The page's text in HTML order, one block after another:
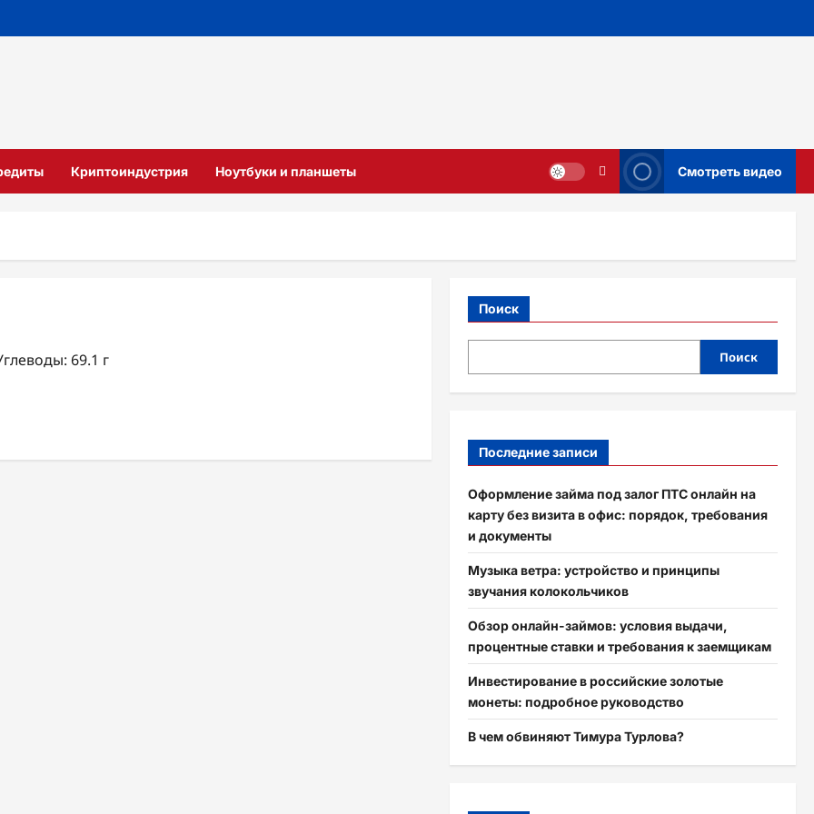
Криптоиндустрия Ноутбуки и планшеты Смотреть видео
69.1 г
Поиск
Поиск
Последние записи
Оформление займа под залог ПТС онлайн на
карту без визита в офис: порядок, требования
и документы
Музыка ветра: устройство и принципы
звучания колокольчиков
Обзор онлайн-займов: условия выдачи,
процентные ставки и требования к заемщикам
Инвестирование в российские золотые
монеты: подробное руководство
В чем обвиняют Тимура Турлова?